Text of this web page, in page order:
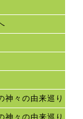
々の由来巡り～
々の由来巡り～